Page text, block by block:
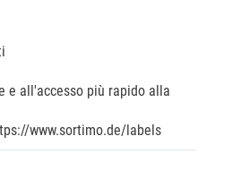
e all'accesso più rapido alla
www.sortimo.de/labels